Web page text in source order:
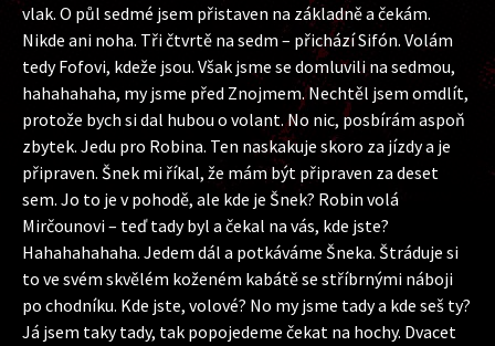
vlak. O půl sedmé jsem přistaven na základně a čekám.
Nikde ani noha. Tři čtvrtě na sedm – přichází Sifón. Volám
tedy Fofovi, kdeže jsou. Však jsme se domluvili na sedmou,
hahahahaha, my jsme před Znojmem. Nechtěl jsem omdlít,
protože bych si dal hubou o volant. No nic, posbírám aspoň
zbytek. Jedu pro Robina. Ten naskakuje skoro za jízdy a je
připraven. Šnek mi říkal, že mám být připraven za deset
sem. Jo to je v pohodě, ale kde je Šnek? Robin volá
Mirčounovi – teď tady byl a čekal na vás, kde jste?
Hahahahahaha. Jedem dál a potkáváme Šneka. Štráduje si
to ve svém skvělém koženém kabátě se stříbrnými náboji
po chodníku. Kde jste, volové? No my jsme tady a kde seš ty?
Já jsem taky tady, tak popojedeme čekat na hochy. Dvacet